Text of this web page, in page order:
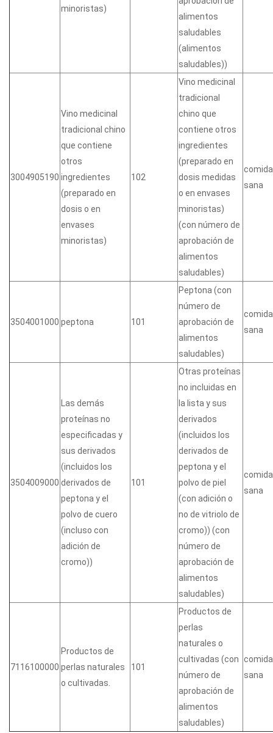
minoristas)
alimentos
saludables
(alimentos
saludables))
3004905190
Vino medicinal
tradicional chino
que contiene
otros
ingredientes
(preparado en
dosis o en
envases
minoristas)
102
Vino medicinal
tradicional
chino que
contiene otros
ingredientes
(preparado en
dosis medidas
o en envases
minoristas)
(con número de
aprobación de
alimentos
saludables)
comida
sana
3504001000 peptona 101
Peptona (con
número de
aprobación de
alimentos
saludables)
comida
sana
3504009000
Las demás
proteínas no
especificadas y
sus derivados
(incluidos los
derivados de
peptona y el
polvo de cuero
(incluso con
adición de
cromo))
101
Otras proteínas
no incluidas en
la lista y sus
derivados
(incluidos los
derivados de
peptona y el
polvo de piel
(con adición o
no de vitriolo de
cromo)) (con
número de
aprobación de
alimentos
saludables)
comida
sana
7116100000
Productos de
perlas naturales
o cultivadas.
101
Productos de
perlas
naturales o
cultivadas (con
número de
aprobación de
alimentos
saludables)
comida
sana